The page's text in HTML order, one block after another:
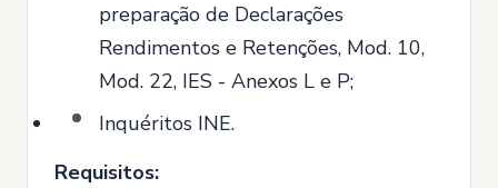
preparação de Declarações
Rendimentos e Retenções, Mod. 10,
Mod. 22, IES - Anexos L e P;
Inquéritos INE.
Requisitos: